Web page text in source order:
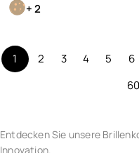
+ 2
1 2 3 4 5 6
60
Entdecken Sie unsere
Innovation.